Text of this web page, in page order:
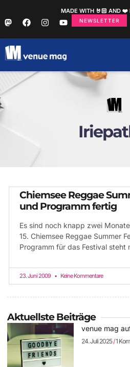
MADE WITH 🤘🏻 AND ❤️
NEWSLETTER
Chiemsee Reggae
und Programm fertig
Es sind noch knapp zwei
15. Chiemsee Reggae Summer
Programm für das Festival steht
23. Juni 2009 Keine Kommentare
Aktuellste Beiträge
venue mag
24. Juli 2025 1